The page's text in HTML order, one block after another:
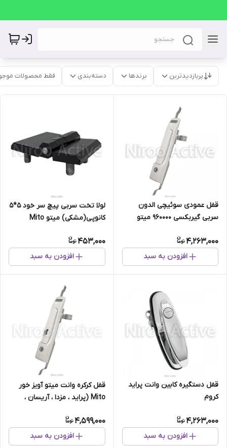
پربازدیدترین برندها دسته‌بندی فقط محصولات
قفل عمودی سوئیچی الدون
سربی گیربکسی ۹۶۰۰۰۰ میتو
4,263,000
افزودن به سبد
لولا تخت سربی پیچ سر خود ۵*۵
کانوپی(مشکی) میتو Mito
453,000
افزودن به سبد
قفل دستگیره کابین وانت پراید
کروم
4,263,000
افزودن به سبد
قفل کرکره وانت میتو آویز خور
Mito (پراید ، مزدا ، آریسان ،
4,599,000
افزودن به سبد